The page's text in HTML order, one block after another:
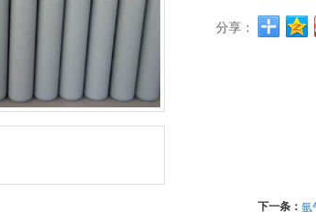
分享：
下一条： 氩